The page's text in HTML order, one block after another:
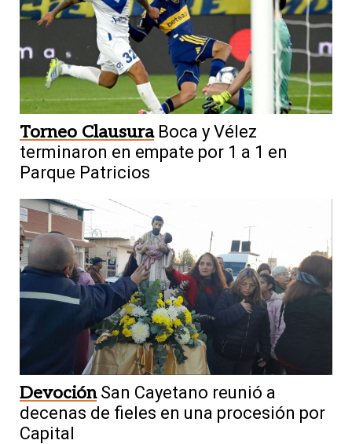
Torneo Clausura Boca y Vélez
terminaron en empate por 1 a 1 en
Parque Patricios
Devoción San Cayetano reunió a
decenas de fieles en una procesión por
Capital